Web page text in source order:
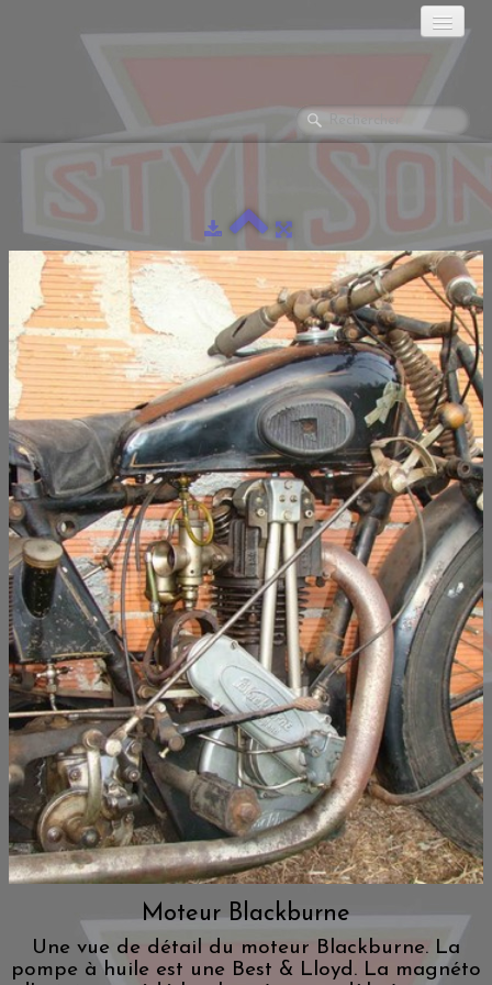
HISTORIQUE
LES MOTOS
LA RÉCLAME
LES MONTES.
DOCUMENTATION
L'ATELIER▼
Moteur Blackburne
Une vue de détail du moteur Blackburne. La
pompe à huile est une Best & Lloyd. La magnéto